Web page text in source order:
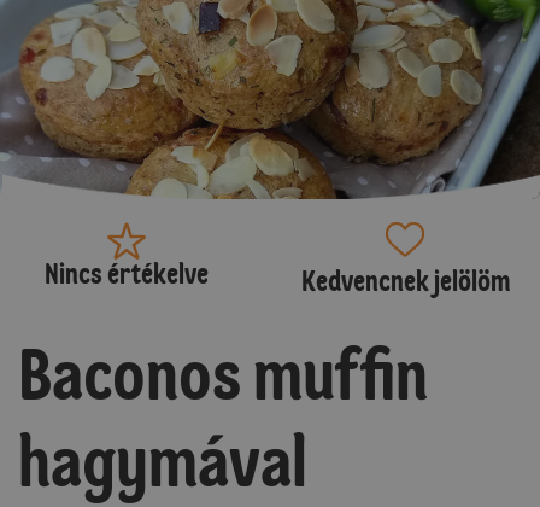
Nincs értékelve Kedvencnek jelölöm
Baconos muffin
hagymával